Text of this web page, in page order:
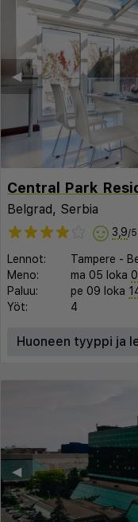
◀︎
Central Park
Belgrad, Serbia
3,9/5
Lennot: Tampere -
Meno:
ma 05 loka
Paluu:
pe 09 loka
Yöt:
4
Huoneen tyyppi ja
◀︎